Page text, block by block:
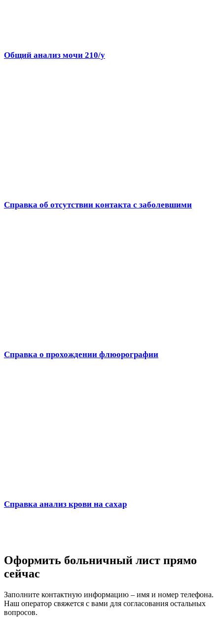
Общий анализ мочи 210/у
Справка об отсутствии контакта с заболевшими
Справка о прохождении флюорографии
Справка анализ крови на сахар
Оформить больничный лист прямо
сейчас
Заполните контактную информацию – имя и номер телефона.
Наш оператор свяжется с вами для согласования остальных
вопросов.